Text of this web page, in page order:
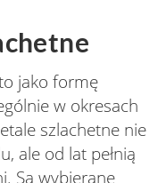
jako formę
w okresach
szlachetne nie
ale od lat pełnią
Są wybierane